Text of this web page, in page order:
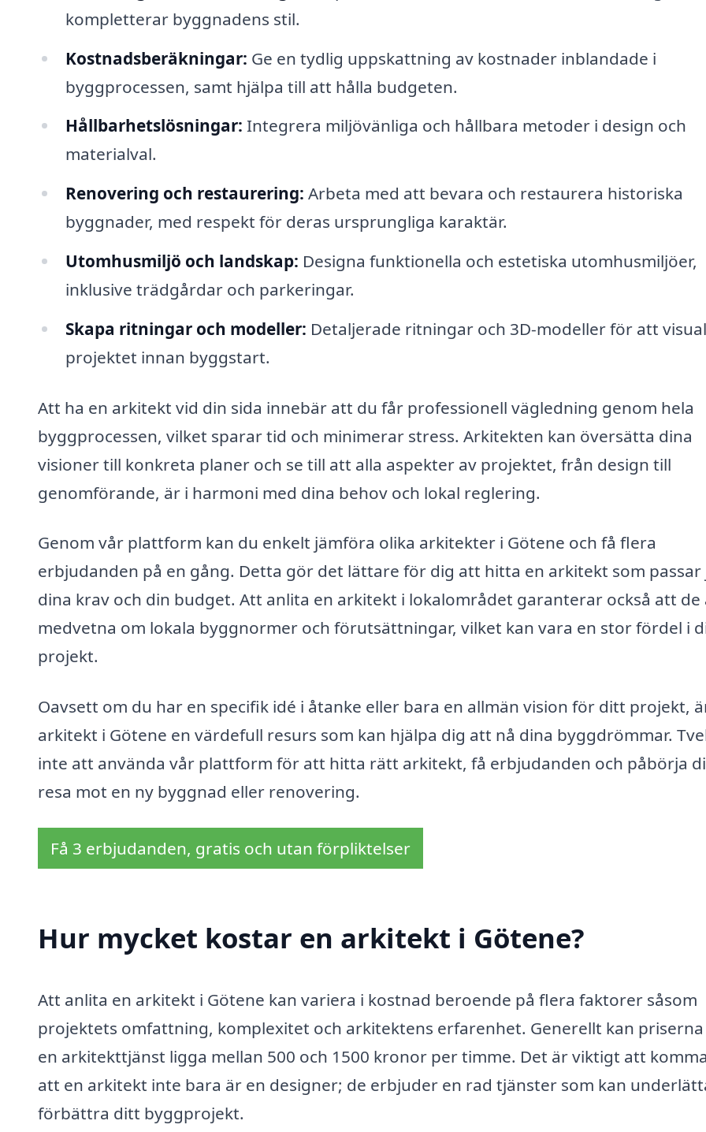
kompletterar byggnadens stil.
Kostnadsberäkningar: Ge en tydlig uppskattning av kostnader inblandade i
byggprocessen, samt hjälpa till att hålla budgeten.
Hållbarhetslösningar: Integrera miljövänliga och hållbara metoder i design och
materialval.
Renovering och restaurering: Arbeta med att bevara och restaurera historiska
byggnader, med respekt för deras ursprungliga karaktär.
Utomhusmiljö och landskap: Designa funktionella och estetiska utomhusmiljöer,
inklusive trädgårdar och parkeringar.
Skapa ritningar och modeller: Detaljerade ritningar och 3D-modeller för att
projektet innan byggstart.
Att ha en arkitekt vid din sida innebär att du får professionell vägledning genom hela
byggprocessen, vilket sparar tid och minimerar stress. Arkitekten kan översätta dina
visioner till konkreta planer och se till att alla aspekter av projektet, från design till
genomförande, är i harmoni med dina behov och lokal reglering.
Genom vår plattform kan du enkelt jämföra olika arkitekter i Götene och få flera
erbjudanden på en gång. Detta gör det lättare för dig att hitta en arkitekt som passar
dina krav och din budget. Att anlita en arkitekt i lokalområdet garanterar också att de
medvetna om lokala byggnormer och förutsättningar, vilket kan vara en stor fördel i
projekt.
Oavsett om du har en specifik idé i åtanke eller bara en allmän vision för ditt projekt,
arkitekt i Götene en värdefull resurs som kan hjälpa dig att nå dina byggdrömmar.
inte att använda vår plattform för att hitta rätt arkitekt, få erbjudanden och påbörja
resa mot en ny byggnad eller renovering.
Få 3 erbjudanden, gratis och utan förpliktelser
Hur mycket kostar en arkitekt i Götene?
Att anlita en arkitekt i Götene kan variera i kostnad beroende på flera faktorer såsom
projektets omfattning, komplexitet och arkitektens erfarenhet. Generellt kan
en arkitekttjänst ligga mellan 500 och 1500 kronor per timme. Det är viktigt att
att en arkitekt inte bara är en designer; de erbjuder en rad tjänster som kan
förbättra ditt byggprojekt.